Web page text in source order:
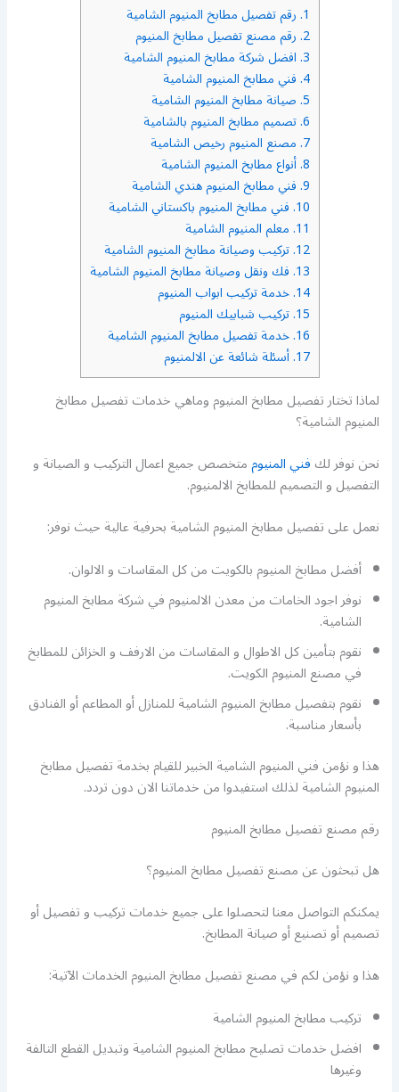
1. رقم تفصيل مطابخ المنيوم الشامية
2. رقم مصنع تفصيل مطابخ المنيوم
3. افضل شركة مطابخ المنيوم الشامية
4. فني مطابخ المنيوم الشامية
5. صيانة مطابخ المنيوم الشامية
6. تصميم مطابخ المنيوم بالشامية
7. مصنع المنيوم رخيص الشامية
8. أنواع مطابخ المنيوم الشامية
9. فني مطابخ المنيوم هندي الشامية
10. فني مطابخ المنيوم باكستاني الشامية
11. معلم المنيوم الشامية
12. تركيب وصيانة مطابخ المنيوم الشامية
13. فك ونقل وصيانة مطابخ المنيوم الشامية
14. خدمة تركيب ابواب المنيوم
15. تركيب شبابيك المنيوم
16. خدمة تفصيل مطابخ المنيوم الشامية
17. أسئلة شائعة عن الالمنيوم
لماذا تختار تفصيل مطابخ المنيوم وماهي خدمات تفصيل مطابخ
المنيوم الشامية؟
نحن نوفر لكفني المنيوممتخصص جميع اعمال التركيب و الصيانة و
التفصيل و التصميم للمطابخ الالمنيوم.
نعمل على تفصيل مطابخ المنيوم الشامية بحرفية عالية حيث نوفر:
أفضل مطابخ المنيوم بالكويت من كل المقاسات و الالوان.
نوفر اجود الخامات من معدن الالمنيوم في شركة مطابخ المنيوم
الشامية.
نقوم بتأمين كل الاطوال و المقاسات من الارفف و الخزائن للمطابخ
في مصنع المنيوم الكويت.
نقوم بتفصيل مطابخ المنيوم الشامية للمنازل أو المطاعم أو الفنادق
بأسعار مناسبة.
هذا و نؤمن فني المنيوم الشامية الخبير للقيام بخدمة تفصيل مطابخ
المنيوم الشامية لذلك استفيدوا من خدماتنا الان دون تردد.
رقم مصنع تفصيل مطابخ المنيوم
هل تبحثون عن مصنع تفصيل مطابخ المنيوم؟
يمكنكم التواصل معنا لتحصلوا على جميع خدمات تركيب و تفصيل أو
تصميم أو تصنيع أو صيانة المطابخ.
هذا و نؤمن لكم في مصنع تفصيل مطابخ المنيوم الخدمات الآتية:
تركيب مطابخ المنيوم الشامية
افضل خدمات تصليح مطابخ المنيوم الشامية وتبديل القطع التالفة
وغيرها